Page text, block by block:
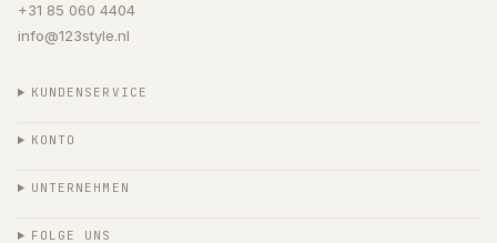
+31 85 060 4404
info@123style.nl
KUNDENSERVICE
KONTO
UNTERNEHMEN
FOLGE UNS